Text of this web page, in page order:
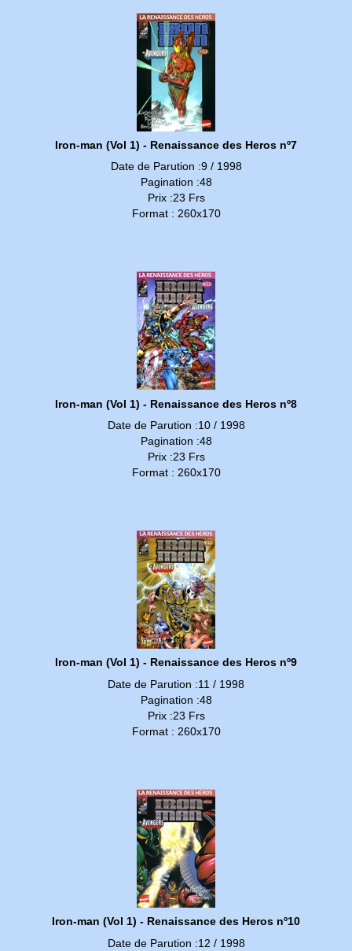
Iron-man (Vol 1) - Renaissance des Heros nº7
Date de Parution :9 / 1998
Pagination :48
Prix :23 Frs
Format : 260x170
Iron-man (Vol 1) - Renaissance des Heros nº8
Date de Parution :10 / 1998
Pagination :48
Prix :23 Frs
Format : 260x170
Iron-man (Vol 1) - Renaissance des Heros nº9
Date de Parution :11 / 1998
Pagination :48
Prix :23 Frs
Format : 260x170
Iron-man (Vol 1) - Renaissance des Heros nº10
Date de Parution :12 / 1998